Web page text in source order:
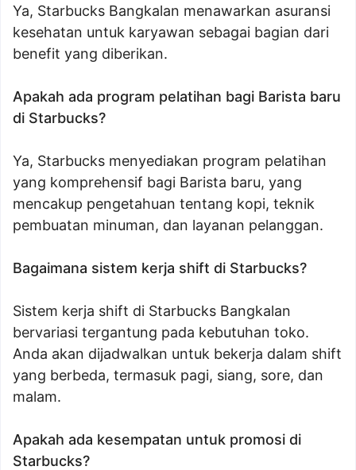
Ya, Starbucks Bangkalan menawarkan asuransi
kesehatan untuk karyawan sebagai bagian dari
benefit yang diberikan.
Apakah ada program pelatihan bagi Barista baru
di Starbucks?
Ya, Starbucks menyediakan program pelatihan
yang komprehensif bagi Barista baru, yang
mencakup pengetahuan tentang kopi, teknik
pembuatan minuman, dan layanan pelanggan.
Bagaimana sistem kerja shift di Starbucks?
Sistem kerja shift di Starbucks Bangkalan
bervariasi tergantung pada kebutuhan toko.
Anda akan dijadwalkan untuk bekerja dalam shift
yang berbeda, termasuk pagi, siang, sore, dan
malam.
Apakah ada kesempatan untuk promosi di
Starbucks?